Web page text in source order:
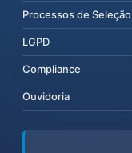
Processos de Seleção
LGPD
Compliance
Ouvidoria